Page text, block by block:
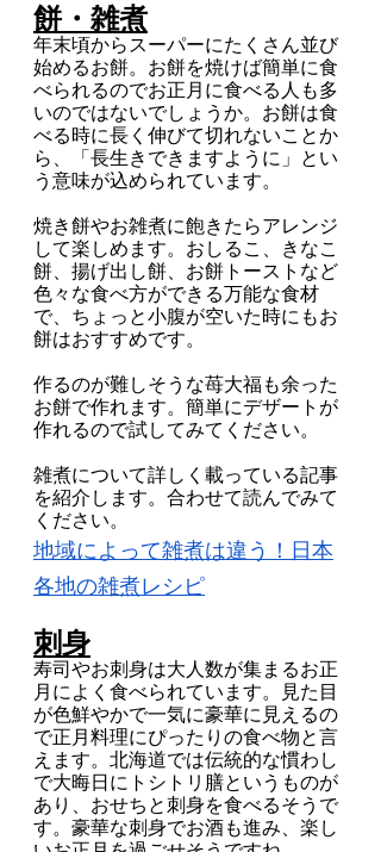
餅・雑煮
年末頃からスーパーにたくさん並び
始めるお餅。お餅を焼けば簡単に食
べられるのでお正月に食べる人も多
いのではないでしょうか。お餅は食
べる時に長く伸びて切れないことか
ら、「長生きできますように」とい
う意味が込められています。
焼き餅やお雑煮に飽きたらアレンジ
して楽しめます。おしるこ、きなこ
餅、揚げ出し餅、お餅トーストなど
色々な食べ方ができる万能な食材
で、ちょっと小腹が空いた時にもお
餅はおすすめです。
作るのが難しそうな苺大福も余った
お餅で作れます。簡単にデザートが
作れるので試してみてください。
雑煮について詳しく載っている記事
を紹介します。合わせて読んでみて
ください。
地域によって雑煮は違う！日本
各地の雑煮レシピ
刺身
寿司やお刺身は大人数が集まるお正
月によく食べられています。見た目
が色鮮やかで一気に豪華に見えるの
で正月料理にぴったりの食べ物と言
えます。北海道では伝統的な慣わし
で大晦日にトシトリ膳というものが
あり、おせちと刺身を食べるそうで
す。豪華な刺身でお酒も進み、楽し